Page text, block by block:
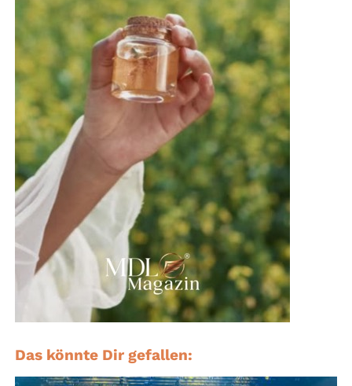
Das könnte Dir gefallen: